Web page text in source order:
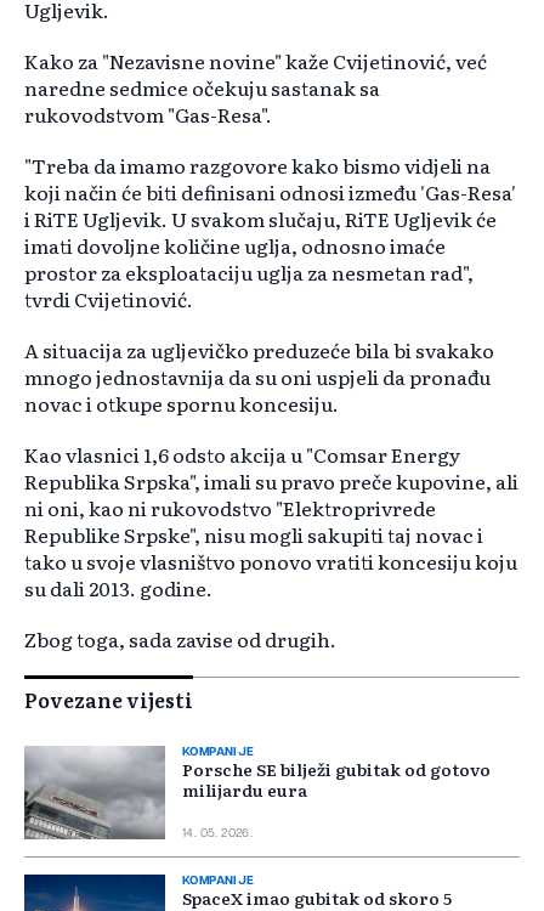
Ugljevik.
Kako za "Nezavisne novine" kaže Cvijetinović, već
naredne sedmice očekuju sastanak sa
rukovodstvom "Gas-Resa".
"Treba da imamo razgovore kako bismo vidjeli na
koji način će biti definisani odnosi između 'Gas-Resa'
i RiTE Ugljevik. U svakom slučaju, RiTE Ugljevik će
imati dovoljne količine uglja, odnosno imaće
prostor za eksploataciju uglja za nesmetan rad",
tvrdi Cvijetinović.
A situacija za ugljevičko preduzeće bila bi svakako
mnogo jednostavnija da su oni uspjeli da pronađu
novac i otkupe spornu koncesiju.
Kao vlasnici 1,6 odsto akcija u "Comsar Energy
Republika Srpska", imali su pravo preče kupovine, ali
ni oni, kao ni rukovodstvo "Elektroprivrede
Republike Srpske", nisu mogli sakupiti taj novac i
tako u svoje vlasništvo ponovo vratiti koncesiju koju
su dali 2013. godine.
Zbog toga, sada zavise od drugih.
Povezane vijesti
KOMPANIJE
Porsche SE bilježi gubitak od gotovo
milijardu eura
14. 05. 2026.
KOMPANIJE
SpaceX imao gubitak od skoro 5